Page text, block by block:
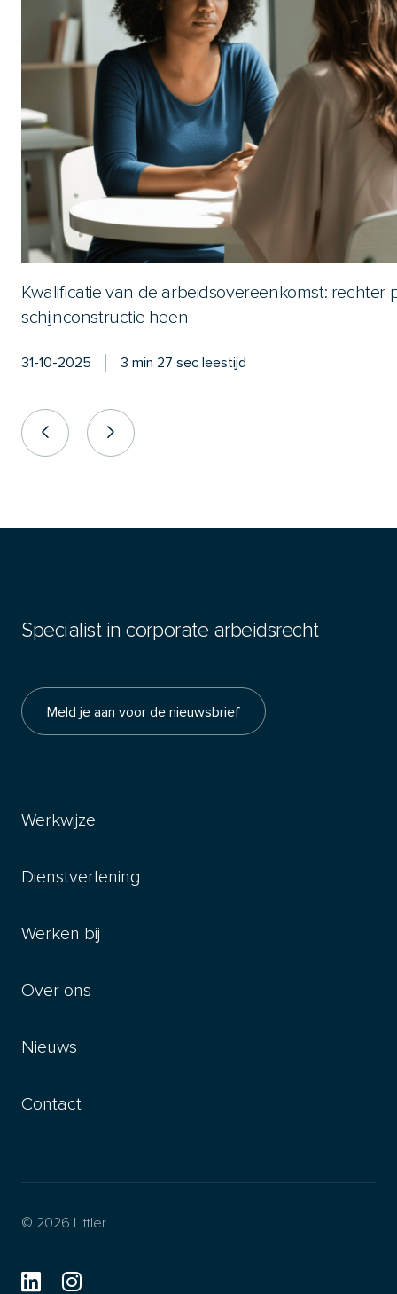
Kwalificatie van de arbeidsovereenkomst: rechter
schijnconstructie heen
31-10-2025 3 min 27 sec leestijd
Specialist in corporate arbeidsrecht
Meld je aan voor de nieuwsbrief
Werkwijze
Dienstverlening
Werken bij
Over ons
Nieuws
Contact
© 2026 Littler